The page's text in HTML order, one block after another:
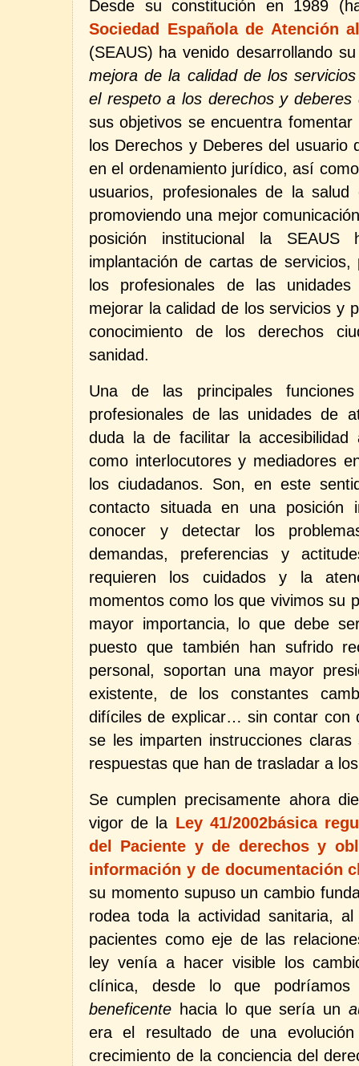
Desde su constitución en 1989
Sociedad Españolade Atención
(SEAUS) ha venido desarrollando
mejora de la calidad de los
el respeto a los derechos y deberes
sus objetivos se encuentra
los Derechos y Deberes del usuario
en el ordenamiento jurídico, así
usuarios, profesionales de la salud
promoviendo una mejor
posición institucional la
implantación de cartas de
los profesionales de las
mejorar la calidad de los servicios y
conocimiento de los derechos
sanidad.
Una de las principales
profesionales de las unidades de
duda la de facilitar la accesibilidad
como interlocutores y mediadores
los ciudadanos. Son, en este
contacto situada en una posición
conocer y detectar los
demandas, preferencias y
requieren los cuidados y la
momentos como los que vivimos su
mayor importancia, lo que debe
puesto que también han sufrido
personal, soportan una mayor
existente, de los constantes
difíciles de explicar… sin contar con
se les imparten instrucciones
respuestas que han de trasladar a
Se cumplen precisamente ahora
vigor de la Ley 41/2002básica
del Paciente y de derechos y
información y de documentación
su momento supuso un cambio
rodea toda la actividad sanitaria,
pacientes como eje de las
ley venía a hacer visible los
clínica, desde lo que
beneficente hacia lo que sería un
era el resultado de una
crecimiento de la conciencia del